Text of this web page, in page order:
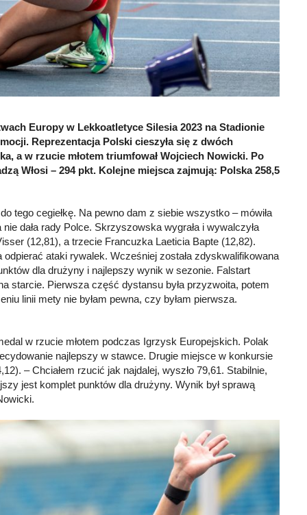
Europy w Lekkoatletyce Silesia 2023 na Stadionie
Reprezentacja Polski cieszyła się z dwóch
a w rzucie młotem triumfował Wojciech Nowicki. Po
Włosi – 294 pkt. Kolejne miejsca zajmują: Polska 258,5
tego cegiełkę. Na pewno dam z siebie wszystko – mówiła
dała rady Polce. Skrzyszowska wygrała i wywalczyła
(12,81), a trzecie Francuzka Laeticia Bapte (12,82).
ataki rywalek. Wcześniej została zdyskwalifikowana
dla drużyny i najlepszy wynik w sezonie. Falstart
starcie. Pierwsza część dystansu była przyzwoita, potem
linii mety nie byłam pewna, czy byłam pierwsza.
w rzucie młotem podczas Igrzysk Europejskich. Polak
najlepszy w stawce. Drugie miejsce w konkursie
– Chciałem rzucić jak najdalej, wyszło 79,61. Stabilnie,
jest komplet punktów dla drużyny. Wynik był sprawą